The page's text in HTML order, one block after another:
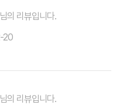
의 리뷰입니다.
20
의 리뷰입니다.